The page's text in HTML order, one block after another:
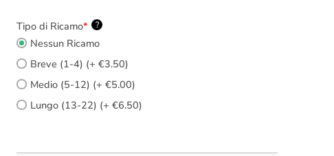
Tipo di Ricamo* ?
Nessun Ricamo
Breve (1-4) (+ €3.50)
Medio (5-12) (+ €5.00)
Lungo (13-22) (+ €6.50)